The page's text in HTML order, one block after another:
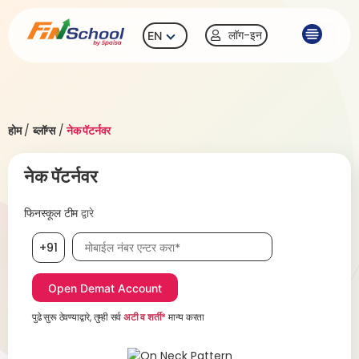
EN लॉग-इन
होम/ब्लॉग्स/नेक पॅटर्नवर
नेक पॅटर्नवर
फिनस्कूल टीमद्वारे
+91 मोबाईल नंबर, आवश्यक
पुढे सुरू ठेवण्याद्वारे, तुम्ही सर्वअटी व शर्ती*मान्य करता